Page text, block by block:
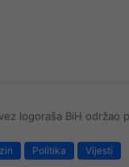
logoraša BiH održao
Politika Vijesti